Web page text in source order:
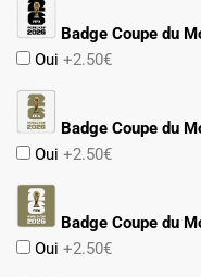
Badge Coupe du
Oui +2.50€
Badge Coupe du
Oui +2.50€
Badge Coupe du
Oui +2.50€